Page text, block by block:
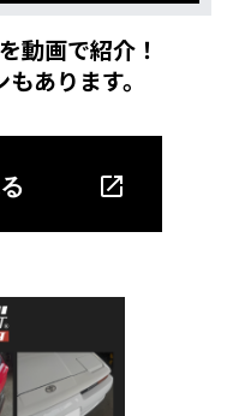
動画で紹介！
あります。